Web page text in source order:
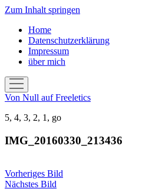
Zum Inhalt springen
Home
Datenschutzerklärung
Impressum
über mich
Menü
öffnen
Von Null auf Freeletics
5, 4, 3, 2, 1, go
IMG_20160330_213436
Vorheriges Bild
Nächstes Bild